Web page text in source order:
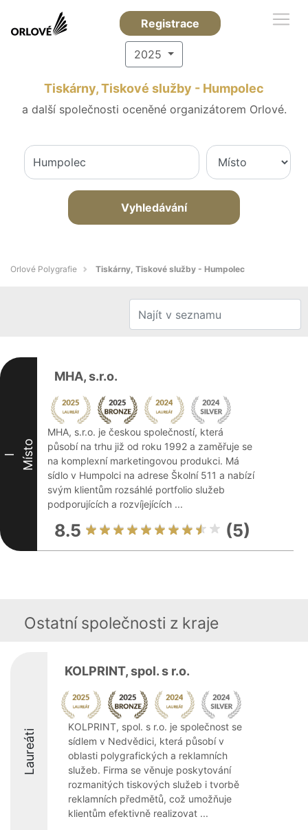
Registrace
2025
Tiskárny, Tiskové služby - Humpolec
a další společnosti oceněné organizátorem Orlové.
Vyhledávání
Orlové Polygrafie Tiskárny, Tiskové služby - Humpolec
I Místo
MHA, s.r.o.
MHA, s.r.o. je českou společností, která
působí na trhu již od roku 1992 a zaměřuje se
na komplexní marketingovou produkci. Má
sídlo v Humpolci na adrese Školní 511 a nabízí
svým klientům rozsáhlé portfolio služeb
podporujících a rozvíjejících ...
8.5 (5)
Ostatní společnosti z kraje
Laureáti
KOLPRINT, spol. s r.o.
KOLPRINT, spol. s r.o. je společnost se
sídlem v Nedvědici, která působí v
oblasti polygrafických a reklamních
služeb. Firma se věnuje poskytování
rozmanitých tiskových služeb i tvorbě
reklamních předmětů, což umožňuje
klientům efektivně realizovat ...